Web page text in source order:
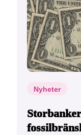
Nyheter